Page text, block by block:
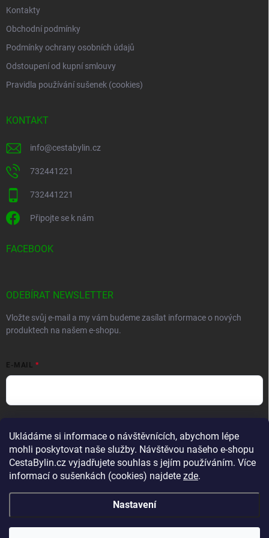
Ukládáme si informace o návštěvnících, abychom lépe
mohli poskytovat naše služby. Návštěvou našeho e-shopu
CestaBylin.cz vyjadřujete souhlas s jejím používáním. Více
informací o sušenkách (cookies) najdete zde.
Nastavení
Kontakty
Obchodní podmínky
Podmínky ochrany osobních údajů
Odstoupení od kupní smlouvy
Pravidla používání sušenek (cookies)
KONTAKT
info@cestabylin.cz
732441221
732441221
Připojte se k nám
FACEBOOK
ODEBÍRAT NEWSLETTER
Vložte svůj e-mail a my vám budeme zasílat informace o nových
produktech na našem e-shopu.
E-MAIL
Přihlásit se